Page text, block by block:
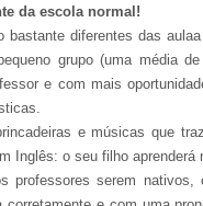
da escola normal!
bastante diferentes das
grupo (uma média
e com mais
e músicas que
Inglês: o seu filho aprenderá
professores serem